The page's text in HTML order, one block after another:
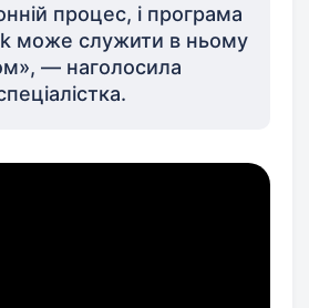
процес, і програма
може служити в ньому
— наголосила